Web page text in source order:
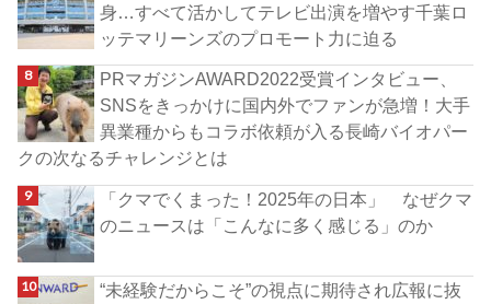
身…すべて活かしてテレビ出演を増やす千葉ロ
ッテマリーンズのプロモート力に迫る
PRマガジンAWARD2022受賞インタビュー、
SNSをきっかけに国内外でファンが急増！大手
異業種からもコラボ依頼が入る長崎バイオパー
クの次なるチャレンジとは
「クマでくまった！2025年の日本」 なぜクマ
のニュースは「こんなに多く感じる」のか
“未経験だからこそ”の視点に期待され広報に抜